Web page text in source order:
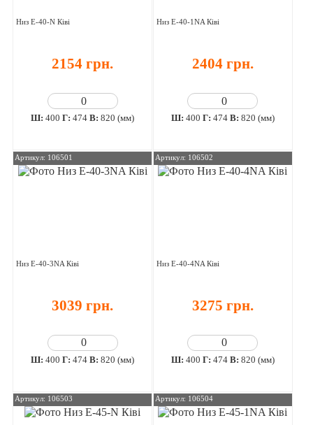
Низ E-40-N Ківі
2154 грн.
Ш:400 Г:474 В:820 (мм)
Низ E-40-1NA Ківі
2404 грн.
Ш: 400 Г: 474В: 820 (мм)
Артикул: 106501
Низ E-40-3NA Ківі
3039 грн.
Ш:400 Г:474 В:820 (мм)
Артикул: 106502
Низ E-40-4NA Ківі
3275 грн.
Ш: 400 Г: 474В: 820 (мм)
Артикул: 106503 Артикул: 106504